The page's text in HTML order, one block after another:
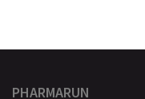
PHARMARUN